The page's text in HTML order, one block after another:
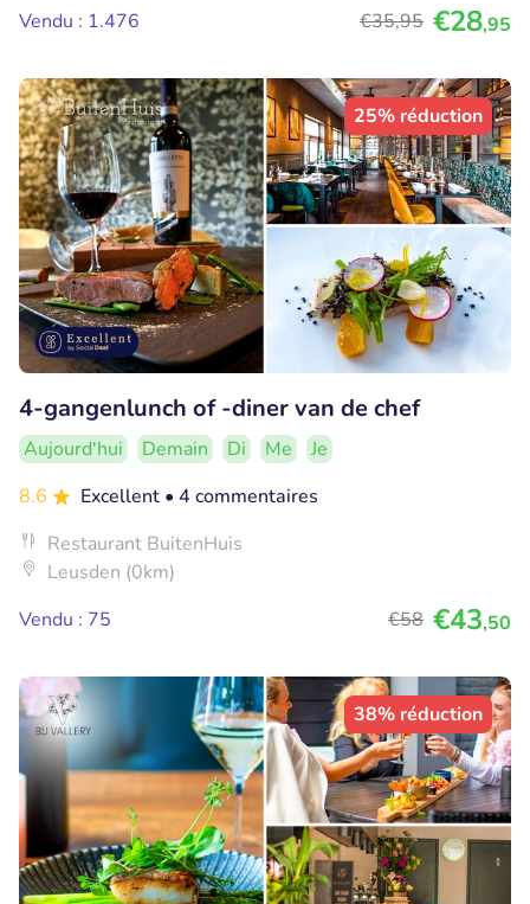
Vendu : 1.476
€35,95 €28,95
25% réduction
4-gangenlunch of -diner van de chef
Aujourd'hui Demain Di Me
Je
8.6
Excellent • 4 commentaires
Restaurant BuitenHuis
Leusden (0km)
Vendu : 75
€58 €43,50
38% réduction